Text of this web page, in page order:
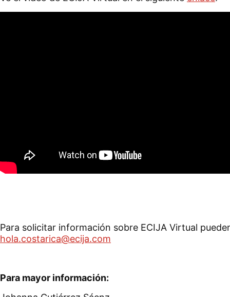
Para solicitar información sobre ECIJA Virtual
hola.costarica@ecija.com
Para mayor información: